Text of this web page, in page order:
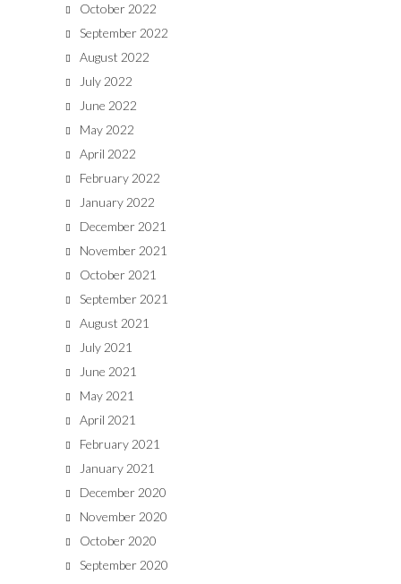
October 2022
September 2022
August 2022
July 2022
June 2022
May 2022
April 2022
February 2022
January 2022
December 2021
November 2021
October 2021
September 2021
August 2021
July 2021
June 2021
May 2021
April 2021
February 2021
January 2021
December 2020
November 2020
October 2020
September 2020